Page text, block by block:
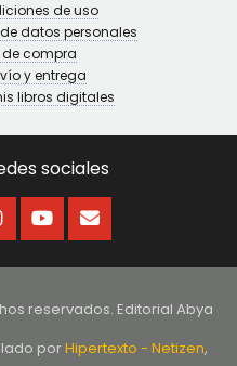
de uso
datos personales
compra
y entrega
libros digitales
sociales
reservados. Editorial Abya
porHipertexto - Netizen,